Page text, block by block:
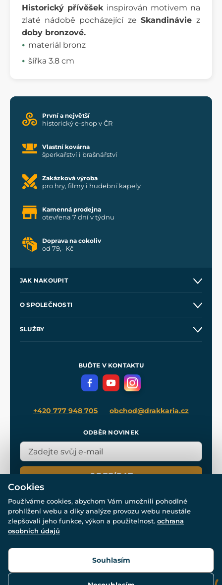
Historický přívěšekinspirován motivem na
zlaté nádobě pocházející ze Skandináviez
doby bronzové.
materiál bronz
šířka 3.8 cm
První a největší
historický e-shop v ČR
Vlastní kovárna
šperkařství i brašnářství
Zakázková výroba
pro hry, filmy i hudební kapely
Kamenná prodejna
otevřena 7 dní v týdnu
Doprava na cokoliv
od 79,- Kč
JAK NAKOUPIT
Velkoobchod
O SPOLEČNOSTI
SLUŽBY
Meče pro Kingdom Come
BUĎTE V KONTAKTU
+420 777 948 705 obchod@drakkaria.cz
ODBĚR NOVINEK
ODEBÍRAT
© Všechna práva vyhrazena. www.drakkaria.cz 2007-2026.
Cookies
Používáme cookies, abychom Vám umožnili pohodlné
prohlížení webu a díky analýze provozu webu neustále
zlepšovali jeho funkce, výkon a použitelnost. ochrana
osobních údajů
Souhlasím